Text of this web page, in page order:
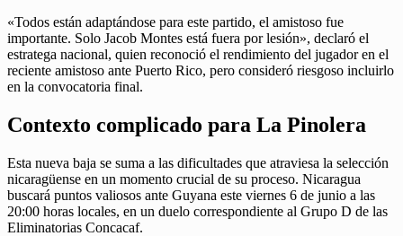
«Todos están adaptándose para este partido, el amistoso fue
importante. Solo Jacob Montes está fuera por lesión», declaró el
estratega nacional, quien reconoció el rendimiento del jugador en el
reciente amistoso ante Puerto Rico, pero consideró riesgoso incluirlo
en la convocatoria final.
Contexto complicado para La Pinolera
Esta nueva baja se suma a las dificultades que atraviesa la selección
nicaragüense en un momento crucial de su proceso. Nicaragua
buscará puntos valiosos ante Guyana este viernes 6 de junio a las
20:00 horas locales, en un duelo correspondiente al Grupo D de las
Eliminatorias Concacaf.